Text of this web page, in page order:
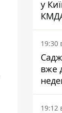
у
19:30
вже
19:12